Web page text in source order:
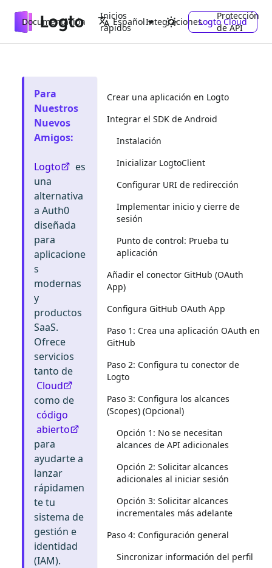
Documentación
Inicios
rápidos
Integraciones
Protección
de API
Español Logto Cloud
Para
Nuestros
Nuevos
Amigos:
Logto
es
una
alternativa
a Auth0
diseñada
para
aplicacione
s
modernas
y
productos
SaaS.
Ofrece
servicios
tanto de
Cloud
como de
código
abierto
para
ayudarte a
lanzar
rápidamen
te tu
sistema de
gestión e
identidad
(IAM).
Crear una aplicación en Logto
Integrar el SDK de Android
Instalación
Inicializar LogtoClient
Configurar URI de redirección
Implementar inicio y cierre de
sesión
Punto de control: Prueba tu
aplicación
Añadir el conector GitHub (OAuth
App)
Configura GitHub OAuth App
Paso 1: Crea una aplicación OAuth en
GitHub
Paso 2: Configura tu conector de
Logto
Paso 3: Configura los alcances
(Scopes) (Opcional)
Opción 1: No se necesitan
alcances de API adicionales
Opción 2: Solicitar alcances
adicionales al iniciar sesión
Opción 3: Solicitar alcances
incrementales más adelante
Paso 4: Configuración general
Sincronizar información del perfil